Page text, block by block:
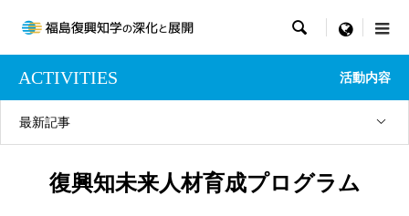
 menu
ACTIVITIES 活動内容
最新記事
復興知未来人材育成プログラム